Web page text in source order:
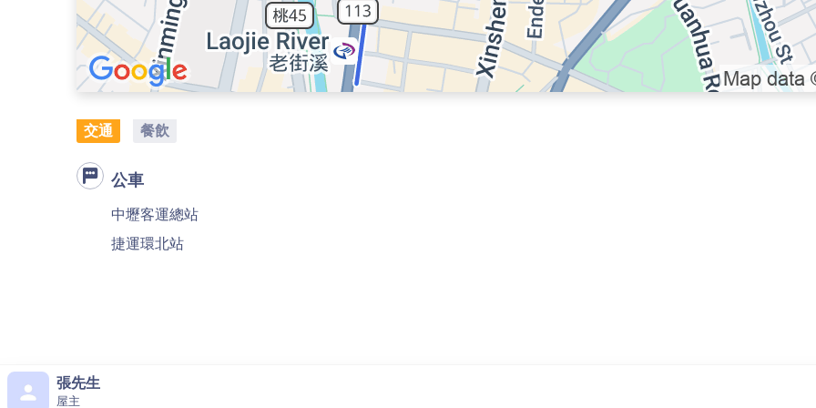
交通 餐飲
公車
中壢客運總站
捷運環北站
張先生
屋主